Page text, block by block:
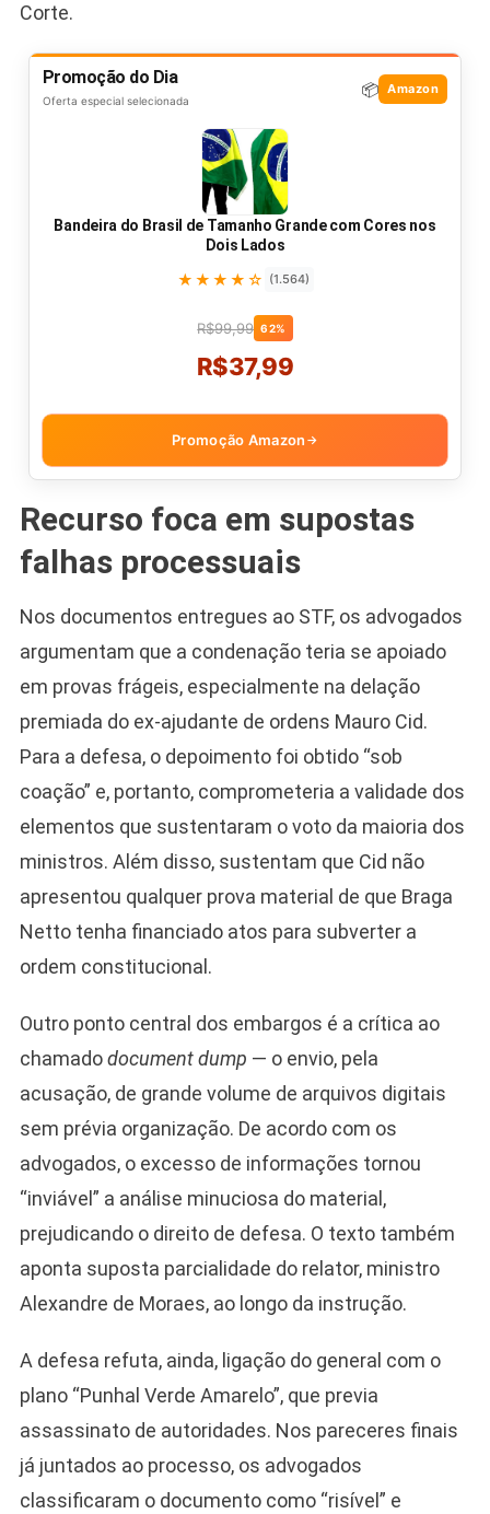
Corte.
Promoção do Dia
Oferta especial selecionada
📦 Amazon
Bandeira do Brasil de Tamanho Grande com Cores nos
Dois Lados
★★★★☆ (1.564)
R$99,99 62%
R$37,99
Promoção Amazon →
Recurso foca em supostas
falhas processuais
Nos documentos entregues ao STF, os advogados
argumentam que a condenação teria se apoiado
em provas frágeis, especialmente na delação
premiada do ex-ajudante de ordens Mauro Cid.
Para a defesa, o depoimento foi obtido “sob
coação” e, portanto, comprometeria a validade dos
elementos que sustentaram o voto da maioria dos
ministros. Além disso, sustentam que Cid não
apresentou qualquer prova material de que Braga
Netto tenha financiado atos para subverter a
ordem constitucional.
Outro ponto central dos embargos é a crítica ao
chamadodocument dump — o envio, pela
acusação, de grande volume de arquivos digitais
sem prévia organização. De acordo com os
advogados, o excesso de informações tornou
“inviável” a análise minuciosa do material,
prejudicando o direito de defesa. O texto também
aponta suposta parcialidade do relator, ministro
Alexandre de Moraes, ao longo da instrução.
A defesa refuta, ainda, ligação do general com o
plano “Punhal Verde Amarelo”, que previa
assassinato de autoridades. Nos pareceres finais
já juntados ao processo, os advogados
classificaram o documento como “risível” e